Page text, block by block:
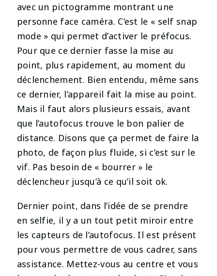
avec un pictogramme montrant une
personne face caméra. C’est le « self snap
mode » qui permet d’activer le préfocus.
Pour que ce dernier fasse la mise au
point, plus rapidement, au moment du
déclenchement. Bien entendu, même sans
ce dernier, l’appareil fait la mise au point.
Mais il faut alors plusieurs essais, avant
que l’autofocus trouve le bon palier de
distance. Disons que ça permet de faire la
photo, de façon plus fluide, si c’est sur le
vif. Pas besoin de « bourrer » le
déclencheur jusqu’à ce qu’il soit ok.
Dernier point, dans l’idée de se prendre
en selfie, il y a un tout petit miroir entre
les capteurs de l’autofocus. Il est présent
pour vous permettre de vous cadrer, sans
assistance. Mettez-vous au centre et vous